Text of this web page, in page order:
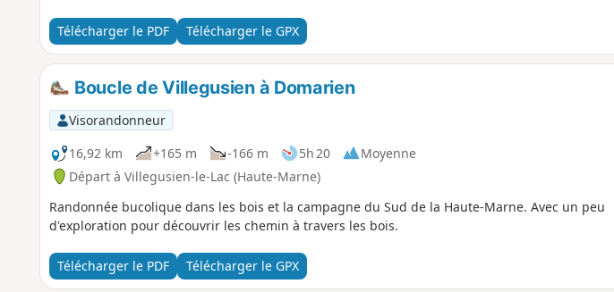
Télécharger le PDF Télécharger le GPX
Boucle de Villegusien à Domarien
Visorandonneur
16,92 km
+165 m -166 m 5h 20
Moyenne
Départ à Villegusien-le-Lac (Haute-Marne)
Randonnée bucolique dans les bois et la campagne du Sud de la Haute-Marne. Avec un peu
d'exploration pour découvrir les chemin à travers les bois.
Télécharger le PDF Télécharger le GPX